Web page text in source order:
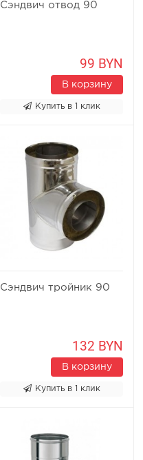
Сэндвич отвод 90
99 BYN
В корзину
Купить в 1 клик
Сэндвич тройник 90
132 BYN
В корзину
Купить в 1 клик